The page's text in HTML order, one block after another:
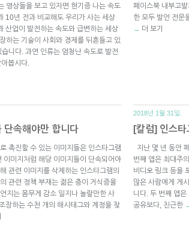
영상들을 보고 있자면 현기증 나는 속도
10년 전과 비교해도 우리가 사는 세상
산업이 발전하는 속도와 급변하는 세상
하는 기술이 사회와 경제를 뒤흔들고 있
니다. 과연 인류는 엄청난 속도로 발전
봅시다.
페이스북 내부고
한 모두 발언 전문
→ 더 보기
단속해야만 합니다
촉진할 수 있는 이미지들은 인스타그램
미지처럼 해당 이미지들이 단속되어야
관련 이미지를 삭제하는 인스타그램의
관련 정책 부재는 젊은 층이 거식증을
지는 몸무게 감소 일지나 놀랄만한 사
장하는 수천 개의 해시태그와 계정을 찾
2018년 1월 31일.
[칼럼] 인스
지난 몇 년 동안
번째 앱은 최대주
비디오 링크 등을
많은 사람에게 게
니다. 두 번째 앱
공유보다, 친근한